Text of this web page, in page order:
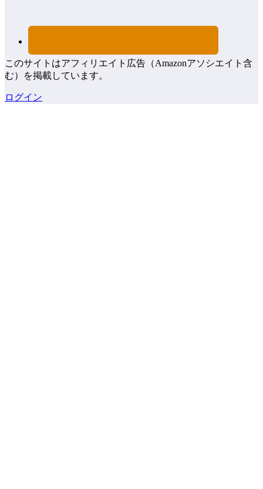
このサイトはアフィリエイト広告（Amazonアソシエイト含
む）を掲載しています。
ログイン